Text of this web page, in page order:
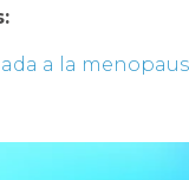
a la